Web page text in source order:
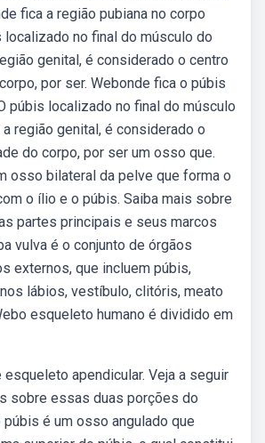
fica a região pubiana no corpo
localizado no final do músculo do
genital, é considerado o centro
por ser. Webonde fica o púbis
púbis localizado no final do músculo
região genital, é considerado o
do corpo, por ser um osso que.
osso bilateral da pelve que forma o
o ílio e o púbis. Saiba mais sobre
partes principais e seus marcos
vulva é o conjunto de órgãos
externos, que incluem púbis,
lábios, vestíbulo, clitóris, meato
esqueleto humano é dividido em
apendicular. Veja a seguir
sobre essas duas porções do
é um osso angulado que